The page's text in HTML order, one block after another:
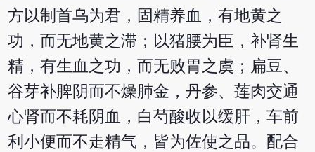
方以制首乌为君，固精养血，有地黄之
功，而无地黄之滞；以猪腰为臣，补肾生
精，有生血之功，而无败胃之虞；扁豆、
谷芽补脾阴而不燥肺金，丹参、莲肉交通
心肾而不耗阴血，白芍酸收以缓肝，车前
利小便而不走精气，皆为佐使之品。配合